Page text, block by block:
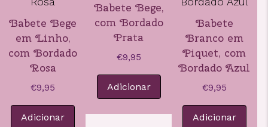
Babete Bege
em Linho,
com Bordado
Rosa
€9,95
Adicionar
Babete Bege,
com Bordado
Prata
€9,95
Adicionar
Babete
Branco em
Piquet, com
Bordado Azul
€9,95
Adicionar